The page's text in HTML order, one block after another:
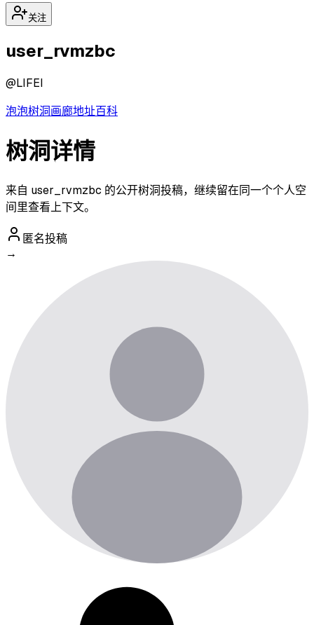
关注
user_rvmzbc
@LIFEI
泡泡树洞画廊地址百科
树洞详情
来自 user_rvmzbc 的公开树洞投稿，继续留在同一个个人空
间里查看上下文。
匿名投稿
→